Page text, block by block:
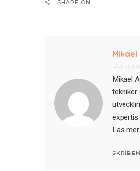
SHARE ON
Mikael
tekniker
expertis
Läs